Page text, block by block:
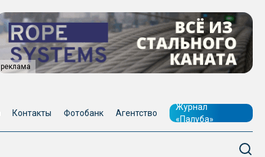
реклама
Контакты Фотобанк Агентство
Журнал
«Палуба»